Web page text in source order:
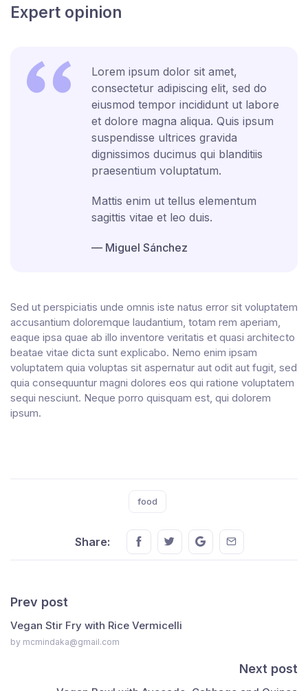
Expert opinion
Lorem ipsum dolor sit amet,
consectetur adipiscing elit, sed do
eiusmod tempor incididunt ut labore
et dolore magna aliqua. Quis ipsum
suspendisse ultrices gravida
dignissimos ducimus qui blanditiis
praesentium voluptatum.
Mattis enim ut tellus elementum
sagittis vitae et leo duis.
Miguel Sánchez
Sed ut perspiciatis unde omnis iste natus error sit voluptatem
accusantium doloremque laudantium, totam rem aperiam,
eaque ipsa quae ab illo inventore veritatis et quasi architecto
beatae vitae dicta sunt explicabo. Nemo enim ipsam
voluptatem quia voluptas sit aspernatur aut odit aut fugit, sed
quia consequuntur magni dolores eos qui ratione voluptatem
sequi nesciunt. Neque porro quisquam est, qui dolorem
ipsum.
food
Share: Share this on FaceBook
Share this on Twitter
Share this on GMail
Share this on
Prev post
Vegan Stir Fry with Rice Vermicelli
by mcmindaka@gmail.com
Next post